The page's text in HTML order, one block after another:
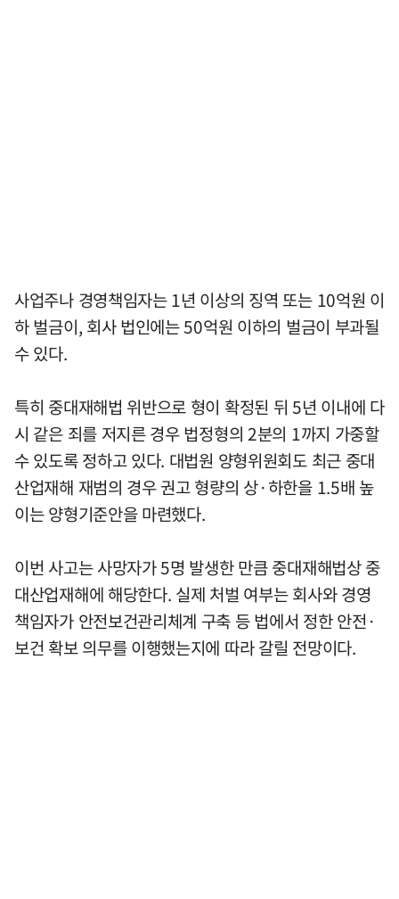
사업주나 경영책임자는 1년 이상의 징역 또는 10억원 이
하 벌금이, 회사 법인에는 50억원 이하의 벌금이 부과될
수 있다.
특히 중대재해법 위반으로 형이 확정된 뒤 5년 이내에 다
시 같은 죄를 저지른 경우 법정형의 2분의 1까지 가중할
수 있도록 정하고 있다. 대법원 양형위원회도 최근 중대
산업재해 재범의 경우 권고 형량의 상·하한을 1.5배 높
이는 양형기준안을 마련했다.
이번 사고는 사망자가 5명 발생한 만큼 중대재해법상 중
대산업재해에 해당한다. 실제 처벌 여부는 회사와 경영
책임자가 안전보건관리체계 구축 등 법에서 정한 안전·
보건 확보 의무를 이행했는지에 따라 갈릴 전망이다.